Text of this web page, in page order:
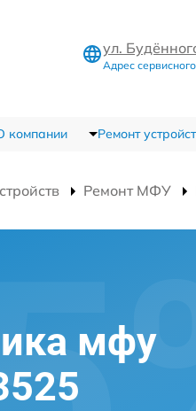
ул.
Адрес
компании Ремонт
Ремонт МФУ
мфу